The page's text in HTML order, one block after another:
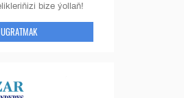
bize ýollaň!
UGRATMAK